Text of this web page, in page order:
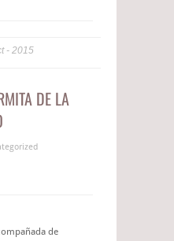
2015
DE LA
de